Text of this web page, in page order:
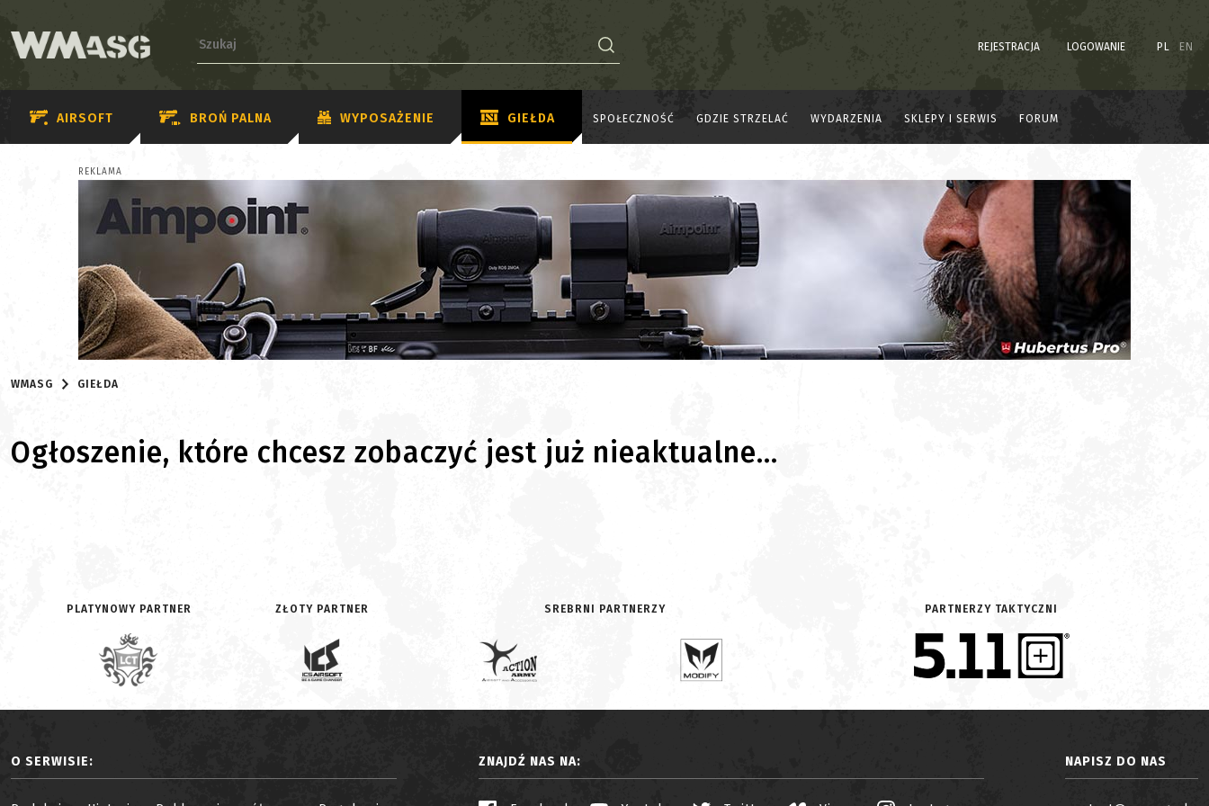
REJESTRACJA LOGOWANIE PL EN
AIRSOFT BROŃ PALNA WYPOSAŻENIE GIEŁDA SPOŁECZNOŚĆ GDZIE STRZELAĆ WYDARZENIA SKLEPY I SERWIS FORUM
REKLAMA
WMASG GIEŁDA
Ogłoszenie, które chcesz zobaczyć jest już nieaktualne...
PLATYNOWY PARTNER ZŁOTY PARTNER SREBRNI PARTNERZY PARTNERZY TAKTYCZNI
O SERWISIE: ZNAJDŹ NAS NA: NAPISZ DO NAS